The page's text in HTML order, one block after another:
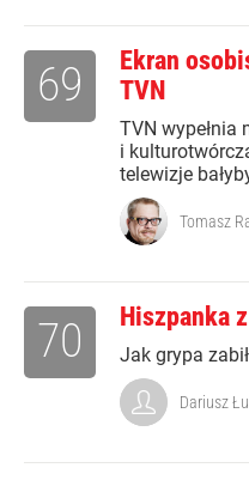
Ekran
TVN
TVN wypełnia
i
telewizje
69
Tomasz
Hiszpanka
Jak grypa
70
Dariusz